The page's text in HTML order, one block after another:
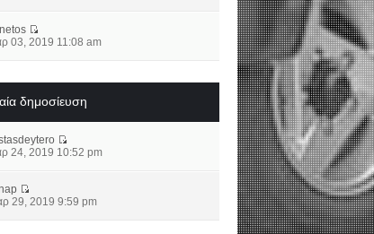
03, 2019 11:08 am
δημοσίευση
24, 2019 10:52 pm
29, 2019 9:59 pm